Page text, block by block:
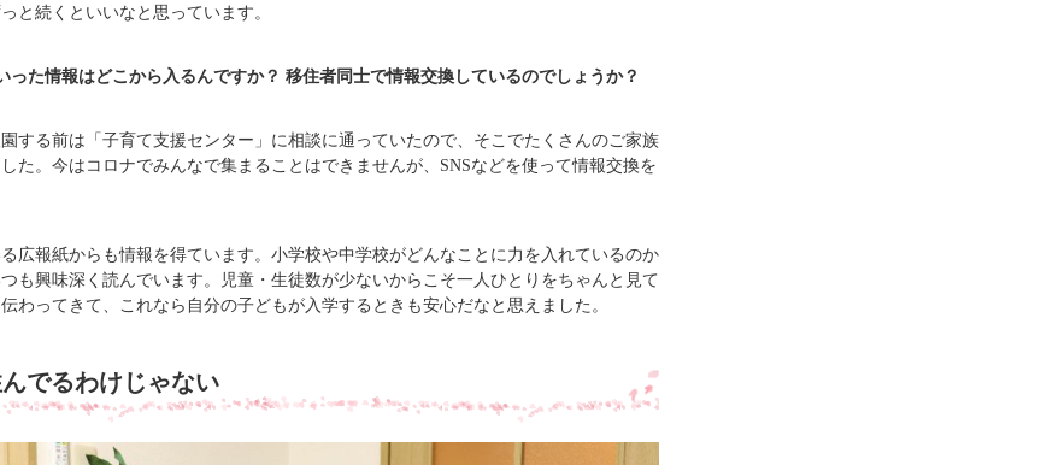
と続くといいなと思っています。
た情報はどこから入るんですか？ 移住者同士で情報交換しているのでしょうか？
する前は「子育て支援センター」に相談に通っていたので、そこでたくさんのご家族
た。今はコロナでみんなで集まることはできませんが、SNSなどを使って情報交換を
広報紙からも情報を得ています。小学校や中学校がどんなことに力を入れているのか
も興味深く読んでいます。児童・生徒数が少ないからこそ一人ひとりをちゃんと見て
わってきて、これなら自分の子どもが入学するときも安心だなと思えました。
でるわけじゃない